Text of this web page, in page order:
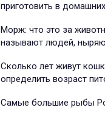
приготовить в
Морж: что это за
называют людей,
Сколько лет живут
определить возраст
Самые большие рыбы